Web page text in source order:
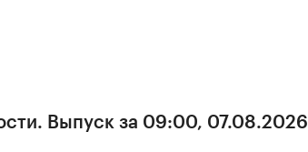
Выпуск за 09:00, 07.08.2026